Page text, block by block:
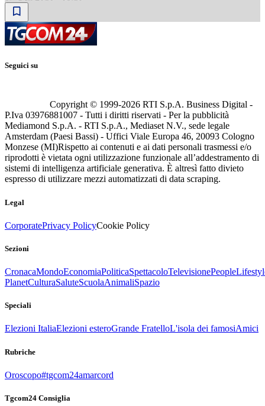
Seguici su
Copyright © 1999-2026 RTI S.p.A. Business Digital -
P.Iva 03976881007 - Tutti i diritti riservati - Per la pubblicità
Mediamond S.p.A. - RTI S.p.A., Mediaset N.V., sede legale
Amsterdam (Paesi Bassi) - Uffici Viale Europa 46, 20093 Cologno
Monzese (MI)Rispetto ai contenuti e ai dati personali trasmessi e/o
riprodotti è vietata ogni utilizzazione funzionale all’addestramento di
sistemi di intelligenza artificiale generativa. È altresì fatto divieto
espresso di utilizzare mezzi automatizzati di data scraping.
Legal
CorporatePrivacy PolicyCookie Policy
Sezioni
CronacaMondoEconomiaPoliticaSpettacoloTelevisionePeople
PlanetCulturaSaluteScuolaAnimaliSpazio
Speciali
Elezioni ItaliaElezioni esteroGrande FratelloL'isola dei famosiAmici
Rubriche
Oroscopo#tgcom24amarcord
Tgcom24 Consiglia